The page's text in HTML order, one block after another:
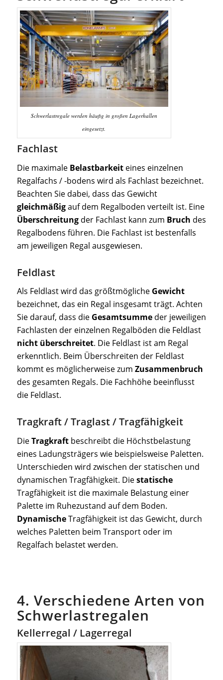
Schwerlastregale werden häufig in großen Lagerhallen
eingesetzt.
Fachlast
Die maximale Belastbarkeiteines einzelnen
Regalfachs / -bodens wird als Fachlast bezeichnet.
Beachten Sie dabei, dass das Gewicht
gleichmäßigauf dem Regalboden verteilt ist. Eine
Überschreitungder Fachlast kann zum Bruch des
Regalbodens führen. Die Fachlast ist bestenfalls
am jeweiligen Regal ausgewiesen.
Feldlast
Als Feldlast wird das größtmögliche Gewicht
bezeichnet, das ein Regal insgesamt trägt. Achten
Sie darauf, dass die Gesamtsummeder jeweiligen
Fachlasten der einzelnen Regalböden die Feldlast
nicht überschreitet. Die Feldlast ist am Regal
erkenntlich. Beim Überschreiten der Feldlast
kommt es möglicherweise zum Zusammenbruch
des gesamten Regals. Die Fachhöhe beeinflusst
die Feldlast.
Tragkraft / Traglast / Tragfähigkeit
DieTragkraftbeschreibt die Höchstbelastung
eines Ladungsträgers wie beispielsweise Paletten.
Unterschieden wird zwischen der statischen und
dynamischen Tragfähigkeit. Diestatische
Tragfähigkeit ist die maximale Belastung einer
Palette im Ruhezustand auf dem Boden.
DynamischeTragfähigkeit ist das Gewicht, durch
welches Paletten beim Transport oder im
Regalfach belastet werden.
4. Verschiedene Arten von
Schwerlastregalen
Kellerregal / Lagerregal